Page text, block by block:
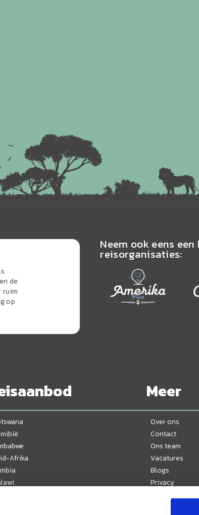
de
ruim
op
Neem ook eens
reisorganisaties:
Afrika
Meer
Over ons
Contact
Ons team
Vacatures
Blogs
Privacy